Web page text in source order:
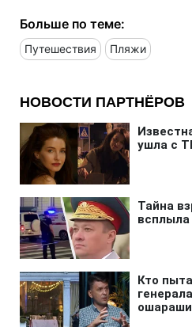
Больше по теме:
Путешествия Пляжи